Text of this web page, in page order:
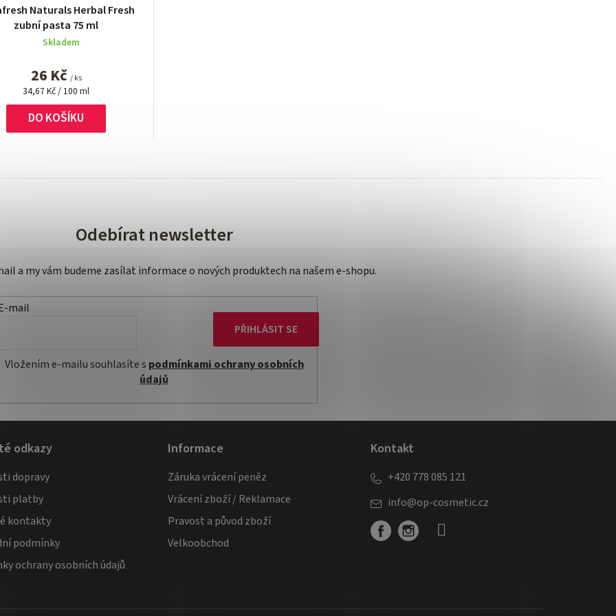
Naturals Herbal Fresh
zubní pasta 75 ml
Skladem
26 Kč / ks
Měrná
cena:
34,67 Kč / 100 ml
DO KOŠÍKU
v
d
c
í
v
k
Odebírat newsletter
a my vám budeme zasílat informace o nových produktech na našem e-shopu.
mail
Vložením e-mailu souhlasíte s podmínkami ochrany osobních
údajů
PŘIHLÁSIT SE
odkazy
dopravy
platby
kontakty
podmínky
ochrany osobních údajů
Informace
Záruka vrácení peněz
Vrácení zboží / Reklamace
Pravost a původ zboží
Velkoobchod
Kontakt
info@op-cosmetic.cz
+420 778 085 121